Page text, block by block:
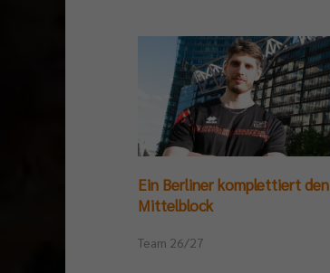
Ein Berliner komplettiert den
Mittelblock
Team 26/27